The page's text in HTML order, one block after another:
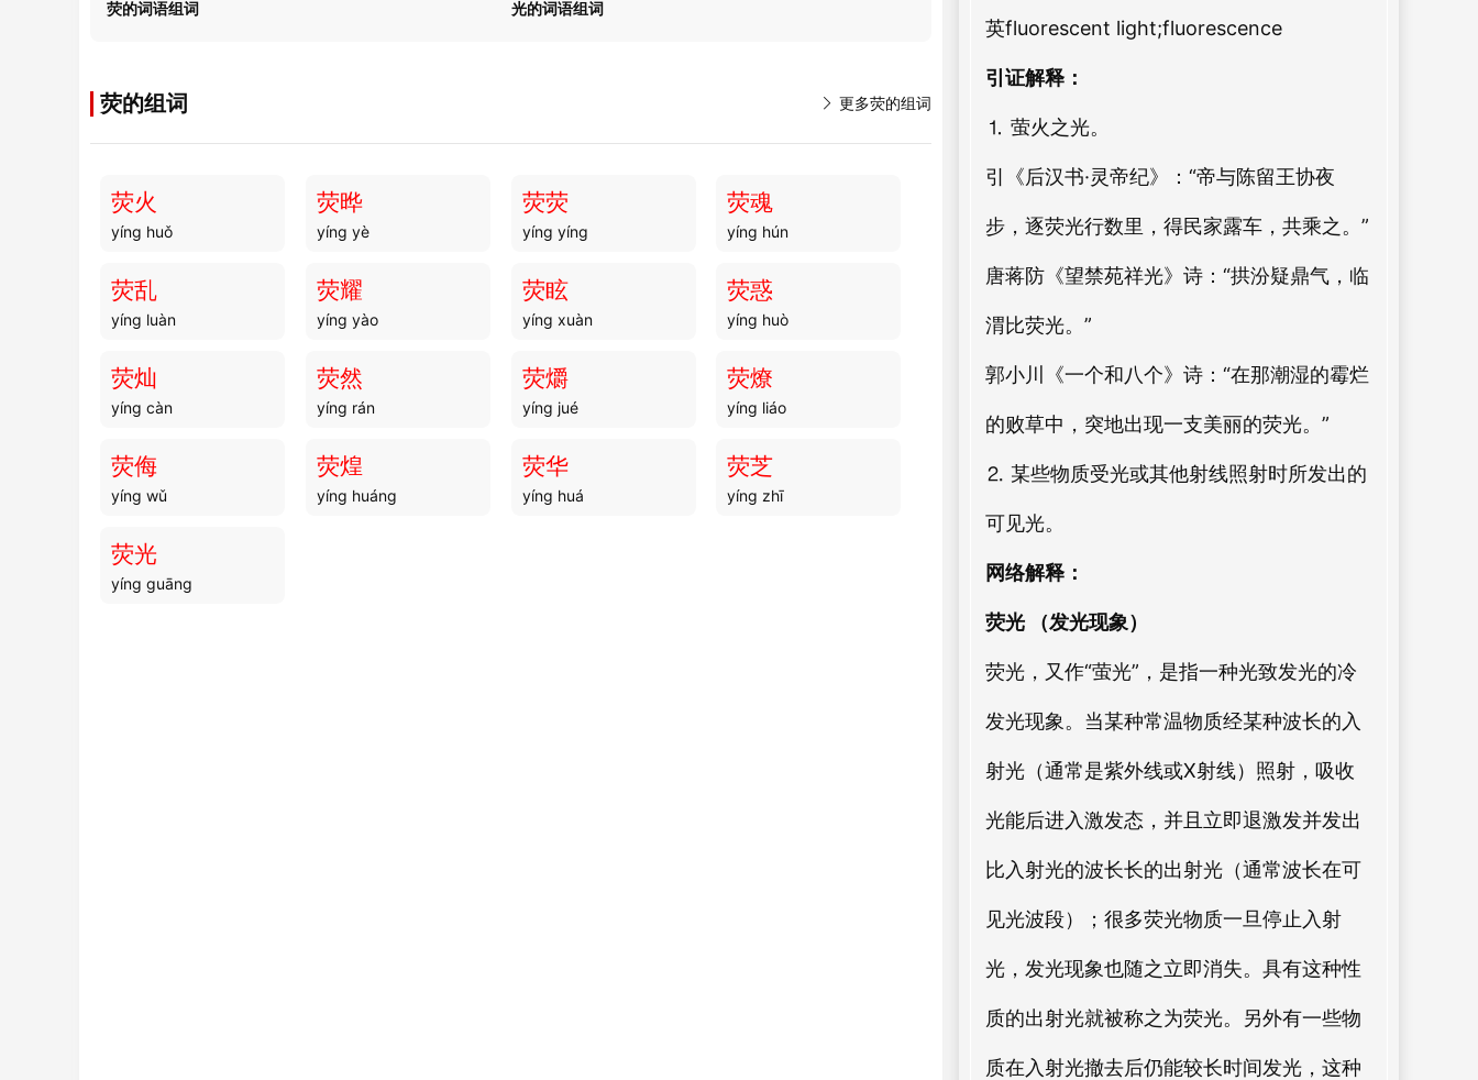
荧的词语组词 光的词语组词
 更多荧的组词
荧的组词
荧火
yíng huǒ
荧晔
yíng yè
荧荧
yíng yíng
荧魂
yíng hún
荧乱
yíng luàn
荧耀
yíng yào
荧眩
yíng xuàn
荧惑
yíng huò
荧灿
yíng càn
荧然
yíng rán
荧爝
yíng jué
荧燎
yíng liáo
荧侮
yíng wǔ
荧煌
yíng huáng
荧华
yíng huá
荧芝
yíng zhī
荧光
yíng guāng
英fluorescent light;fluorescence
引证解释：
⒈ 萤火之光。
引《后汉书·灵帝纪》：“帝与陈留王协夜
步，逐荧光行数里，得民家露车，共乘之。”
唐蒋防《望禁苑祥光》诗：“拱汾疑鼎气，临
渭比荧光。”
郭小川《一个和八个》诗：“在那潮湿的霉烂
的败草中，突地出现一支美丽的荧光。”
⒉ 某些物质受光或其他射线照射时所发出的
可见光。
网络解释：
荧光 （发光现象）
荧光，又作“萤光”，是指一种光致发光的冷
发光现象。当某种常温物质经某种波长的入
射光（通常是紫外线或X射线）照射，吸收
光能后进入激发态，并且立即退激发并发出
比入射光的波长长的出射光（通常波长在可
见光波段）；很多荧光物质一旦停止入射
光，发光现象也随之立即消失。具有这种性
质的出射光就被称之为荧光。另外有一些物
质在入射光撤去后仍能较长时间发光，这种